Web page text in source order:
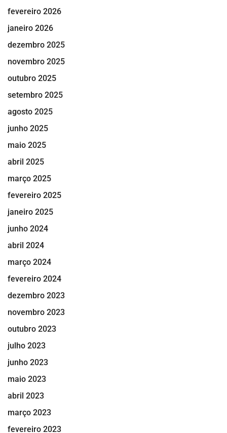
fevereiro 2026
janeiro 2026
dezembro 2025
novembro 2025
outubro 2025
setembro 2025
agosto 2025
junho 2025
maio 2025
abril 2025
março 2025
fevereiro 2025
janeiro 2025
junho 2024
abril 2024
março 2024
fevereiro 2024
dezembro 2023
novembro 2023
outubro 2023
julho 2023
junho 2023
maio 2023
abril 2023
março 2023
fevereiro 2023